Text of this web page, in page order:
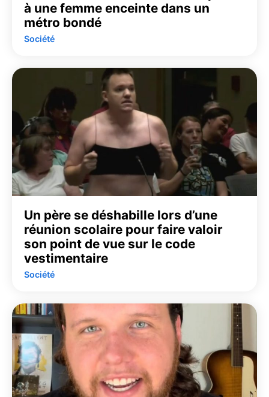
à une femme enceinte dans un
métro bondé
Société
Un père se déshabille lors d’une
réunion scolaire pour faire valoir
son point de vue sur le code
vestimentaire
Société